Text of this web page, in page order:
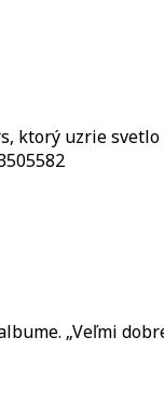
ktorý uzrie
„Veľmi